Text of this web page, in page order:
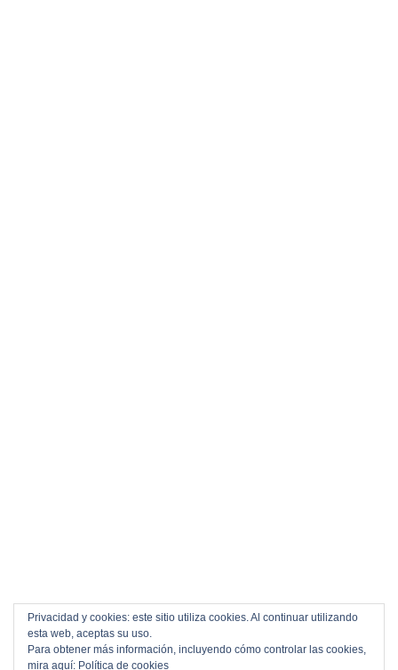
Privacidad y cookies: este sitio utiliza cookies. Al continuar utilizando
esta web, aceptas su uso.
Para obtener más información, incluyendo cómo controlar las cookies,
mira aquí: Política de cookies